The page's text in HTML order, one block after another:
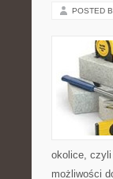
POSTED
okolice, czyli
możliwości